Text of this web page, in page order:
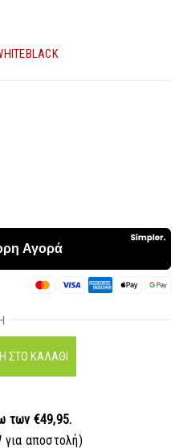
ΣΤΟ ΚΑΛΆΘΙ
των €49,95.
για αποστολή)